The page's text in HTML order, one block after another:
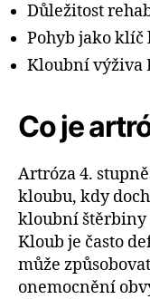
Důležitost
Pohyb jako
Kloubní výživa
Co je
Artróza 4.
kloubu, kdy
kloubní štěrbiny
Kloub je často
může
onemocnění